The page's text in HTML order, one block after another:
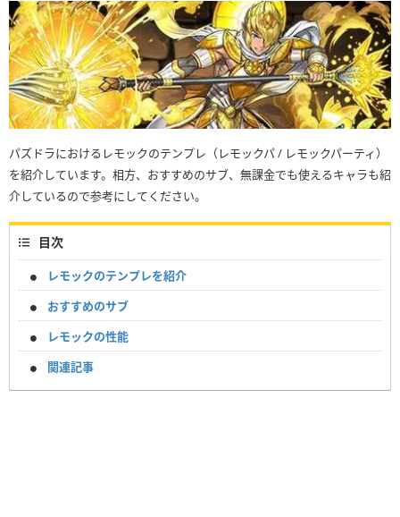
パズドラにおけるレモックのテンプレ（レモックパ / レモックパーティ）
を紹介しています。相方、おすすめのサブ、無課金でも使えるキャラも紹
介しているので参考にしてください。
目次
レモックのテンプレを紹介
おすすめのサブ
レモックの性能
関連記事